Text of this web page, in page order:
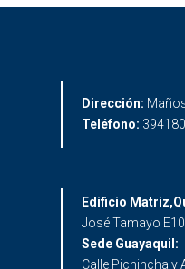
Dirección:
Teléfono:
Edificio
José Tamayo
Sede Guayaquil:
Calle Pichincha y